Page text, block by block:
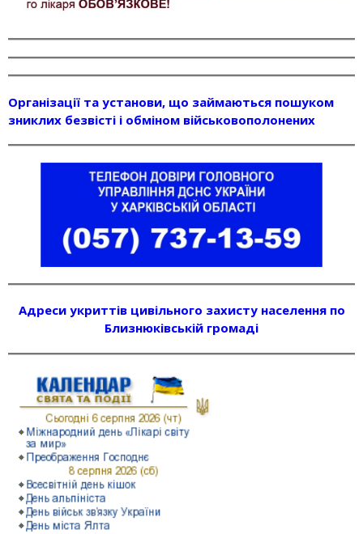
Організації та установи, що займаються пошуком
зниклих безвісті і обміном військовополонених
Адреси укриттів цивільного захисту населення по
Близнюківській громаді